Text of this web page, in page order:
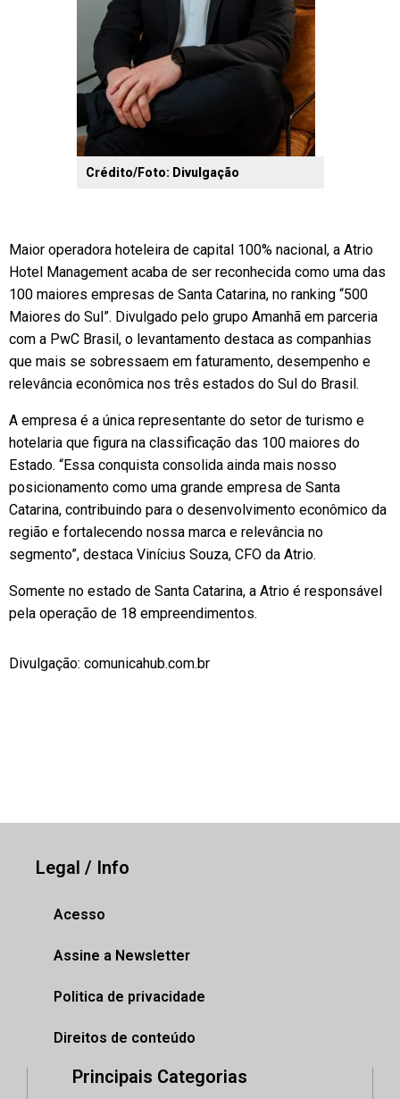
Crédito/Foto: Divulgação
Maior operadora hoteleira de capital 100% nacional, a Atrio
Hotel Management acaba de ser reconhecida como uma das
100 maiores empresas de Santa Catarina, no ranking “500
Maiores do Sul”. Divulgado pelo grupo Amanhã em parceria
com a PwC Brasil, o levantamento destaca as companhias
que mais se sobressaem em faturamento, desempenho e
relevância econômica nos três estados do Sul do Brasil.
A empresa é a única representante do setor de turismo e
hotelaria que figura na classificação das 100 maiores do
Estado. “Essa conquista consolida ainda mais nosso
posicionamento como uma grande empresa de Santa
Catarina, contribuindo para o desenvolvimento econômico da
região e fortalecendo nossa marca e relevância no
segmento”, destaca Vinícius Souza, CFO da Atrio.
Somente no estado de Santa Catarina, a Atrio é responsável
pela operação de 18 empreendimentos.
Divulgação: comunicahub.com.br
Legal / Info
Acesso
Assine a Newsletter
Politica de privacidade
Direitos de conteúdo
Principais Categorias